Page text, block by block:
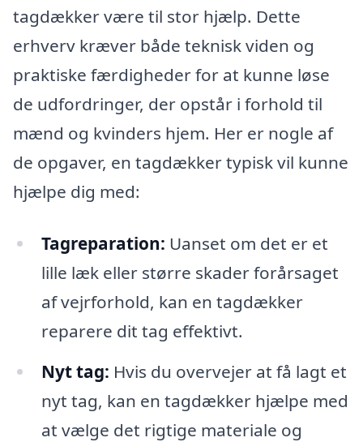
tagdækker være til stor hjælp. Dette
erhverv kræver både teknisk viden og
praktiske færdigheder for at kunne løse
de udfordringer, der opstår i forhold til
mænd og kvinders hjem. Her er nogle af
de opgaver, en tagdækker typisk vil kunne
hjælpe dig med:
Tagreparation: Uanset om det er et
lille læk eller større skader forårsaget
af vejrforhold, kan en tagdækker
reparere dit tag effektivt.
Nyt tag: Hvis du overvejer at få lagt et
nyt tag, kan en tagdækker hjælpe med
at vælge det rigtige materiale og